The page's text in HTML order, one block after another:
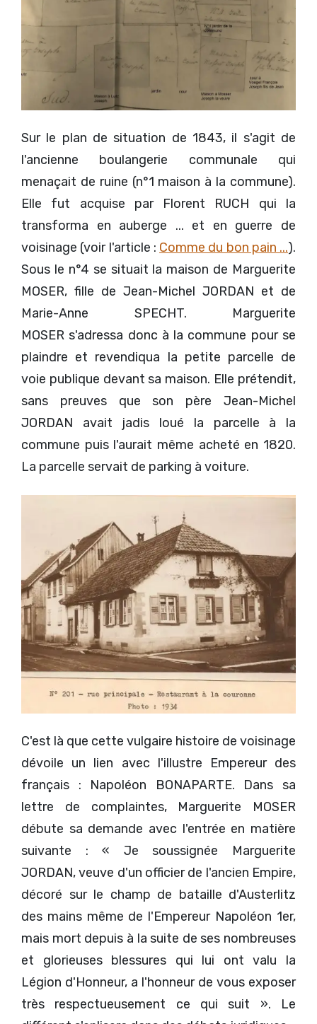
Sur le plan de situation de 1843, il s'agit de
l'ancienne boulangerie communale qui
menaçait de ruine (n°1 maison à la commune).
Elle fut acquise par Florent RUCH qui la
transforma en auberge ... et en guerre de
voisinage (voir l'article : Comme du bon pain ...).
Sous le n°4 se situait la maison de Marguerite
MOSER, fille de Jean-Michel JORDAN et de
Marie-Anne SPECHT. Marguerite
MOSER s'adressa donc à la commune pour se
plaindre et revendiqua la petite parcelle de
voie publique devant sa maison. Elle prétendit,
sans preuves que son père Jean-Michel
JORDAN avait jadis loué la parcelle à la
commune puis l'aurait même acheté en 1820.
La parcelle servait de parking à voiture.
C'est là que cette vulgaire histoire de voisinage
dévoile un lien avec l'illustre Empereur des
français : Napoléon BONAPARTE. Dans sa
lettre de complaintes, Marguerite MOSER
débute sa demande avec l'entrée en matière
suivante : « Je soussignée Marguerite
JORDAN, veuve d'un officier de l'ancien Empire,
décoré sur le champ de bataille d'Austerlitz
des mains même de l'Empereur Napoléon 1er,
mais mort depuis à la suite de ses nombreuses
et glorieuses blessures qui lui ont valu la
Légion d'Honneur, a l'honneur de vous exposer
très respectueusement ce qui suit ». Le